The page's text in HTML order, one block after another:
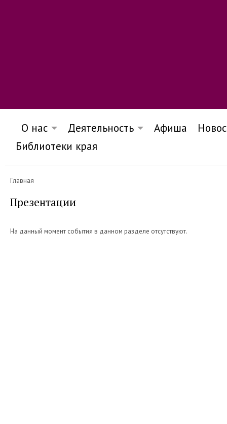
О нас Деятельность Афиша
Библиотеки края
Главная
Презентации
На данный момент события в данном разделе отсутствуют.